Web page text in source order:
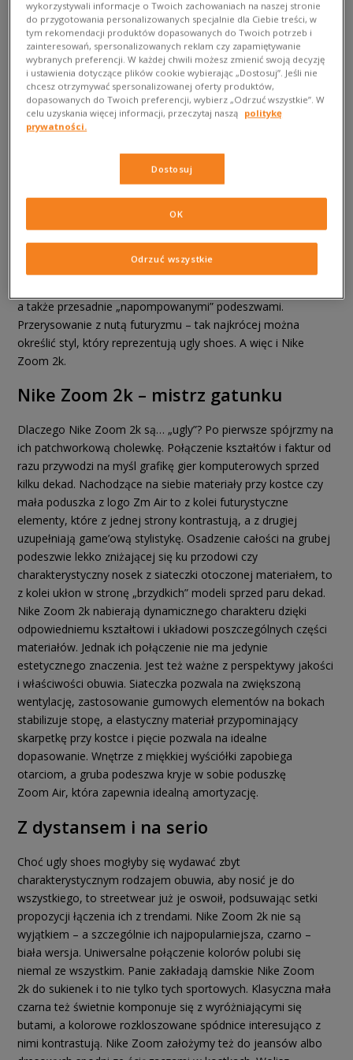
Ugly shoes albo inaczej dad shoes to wspólna nazwa
dla sneakersów, których styl to inspiracja wygodnymi butami
sportowymi, na co dzień noszonymi głownie przez starszych
ludzi w latach 80. i 90. Chyba wszyscy pamiętamy szare i
nijakie modele butów, których główną funkcją miała być
wygoda (ale różnie z nią bywało). Wszystkie modele
połączenia siatki i mocniejszych materiałów, no i oczywiście
absolutny brak jakiegokolwiek stylu. Tak wyglądały wtedy
najpopularniejsze buty, których raczej nikt, tak jak dzisiejszych
sneakersów, nie zakładał do modnych stylówek. Czym więc
tamte modele różnią się od współczesnych dad shoes? Ich
charakterystyczne elementy zmieszano z kontrastującą
a także przesadnie „napompowanymi” podeszwami.
Przerysowanie z nutą futuryzmu – tak najkrócej można
określić styl, który reprezentują ugly shoes. A więc i Nike
Zoom 2k.
Nike Zoom 2k – mistrz gatunku
Dlaczego Nike Zoom 2k są… „ugly”? Po pierwsze spójrzmy na
ich patchworkową cholewkę. Połączenie kształtów i faktur od
razu przywodzi na myśl grafikę gier komputerowych sprzed
kilku dekad. Nachodzące na siebie materiały przy kostce czy
mała poduszka z logo Zm Air to z kolei futurystyczne
elementy, które z jednej strony kontrastują, a z drugiej
uzupełniają game’ową stylistykę. Osadzenie całości na grubej
podeszwie lekko zniżającej się ku przodowi czy
charakterystyczny nosek z siateczki otoczonej materiałem, to
z kolei ukłon w stronę „brzydkich” modeli sprzed paru dekad.
Nike Zoom 2k nabierają dynamicznego charakteru dzięki
odpowiedniemu kształtowi i układowi poszczególnych części
materiałów. Jednak ich połączenie nie ma jedynie
estetycznego znaczenia. Jest też ważne z perspektywy jakości
i właściwości obuwia. Siateczka pozwala na zwiększoną
wentylację, zastosowanie gumowych elementów na bokach
stabilizuje stopę, a elastyczny materiał przypominający
skarpetkę przy kostce i pięcie pozwala na idealne
dopasowanie. Wnętrze z miękkiej wyściółki zapobiega
otarciom, a gruba podeszwa kryje w sobie poduszkę
Zoom Air, która zapewnia idealną amortyzację.
Z dystansem i na serio
Choć ugly shoes mogłyby się wydawać zbyt
charakterystycznym rodzajem obuwia, aby nosić je do
wszystkiego, to streetwear już je oswoił, podsuwając setki
propozycji łączenia ich z trendami. Nike Zoom 2k nie są
wyjątkiem – a szczególnie ich najpopularniejsza, czarno –
biała wersja. Uniwersalne połączenie kolorów polubi się
niemal ze wszystkim. Panie zakładają damskie Nike Zoom
2k do sukienek i to nie tylko tych sportowych. Klasyczna mała
czarna też świetnie komponuje się z wyróżniającymi się
butami, a kolorowe rozkloszowane spódnice interesująco z
nimi kontrastują. Nike Zoom założymy też do jeansów albo
wykorzystywali informacje o Twoich zachowaniach na naszej stronie
do przygotowania personalizowanych specjalnie dla Ciebie treści, w
tym rekomendacji produktów dopasowanych do Twoich potrzeb i
zainteresowań, spersonalizowanych reklam czy zapamiętywanie
wybranych preferencji. W każdej chwili możesz zmienić swoją decyzję
i ustawienia dotyczące plików cookie wybierając „Dostosuj”. Jeśli nie
chcesz otrzymywać spersonalizowanej oferty produktów,
dopasowanych do Twoich preferencji, wybierz „Odrzuć wszystkie”. W
celu uzyskania więcej informacji, przeczytaj naszą politykę
prywatności.
Dostosuj
Odrzuć wszystkie
OK